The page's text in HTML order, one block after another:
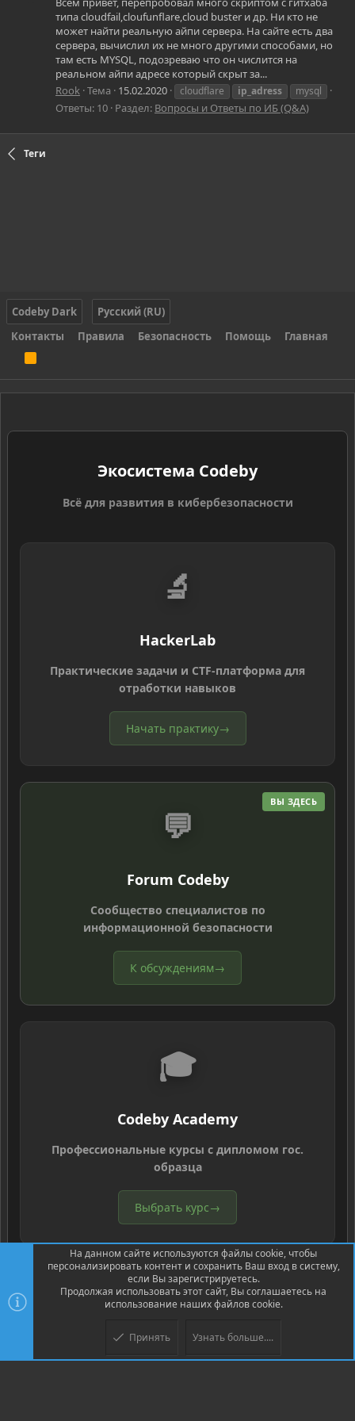
типа cloudfail,cloufunflare,cloud buster и др. Ни кто не
может найти реальную айпи сервера. На сайте есть два
сервера, вычислил их не много другими способами, но
там есть MYSQL, подозреваю что он числится на
реальном айпи адресе который скрыт за...
Rook Тема 15.02.2020 cloudflare ip_adress mysql
Ответы: 10 Раздел: Вопросы и Ответы по ИБ (Q&A)
Теги
Codeby Dark
Русский (RU)
Контакты
Правила Безопасность Помощь Главная
S
Экосистема Codeby
Всё для развития в кибербезопасности
🔬
HackerLab
Практические задачи и CTF-платформа для
отработки навыков
Начать практику→
ВЫ ЗДЕСЬ
💬
Forum Codeby
Сообщество специалистов по
информационной безопасности
К обсуждениям→
🎓
Codeby Academy
Профессиональные курсы с дипломом гос.
образца
Выбрать курс→
Community platform by XenForo ® © 2010-2026 XenForo Ltd.
© Jason Axelrod of 8WAYRUN
На данном сайте используются файлы cookie, чтобы
персонализировать контент и сохранить Ваш вход в систему,
если Вы зарегистрируетесь.
Продолжая использовать этот сайт, Вы соглашаетесь на
использование наших файлов cookie.
Принять Узнать больше....